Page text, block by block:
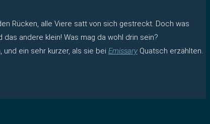
Rücken, alle Viere satt von sich gestreckt. Doch was
andere klein! Was mag da wohl drin sein?
und ein sehr kurzer, als sie bei Emissary Quatsch erzählten.